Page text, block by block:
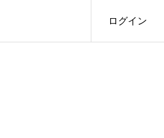
ログイン